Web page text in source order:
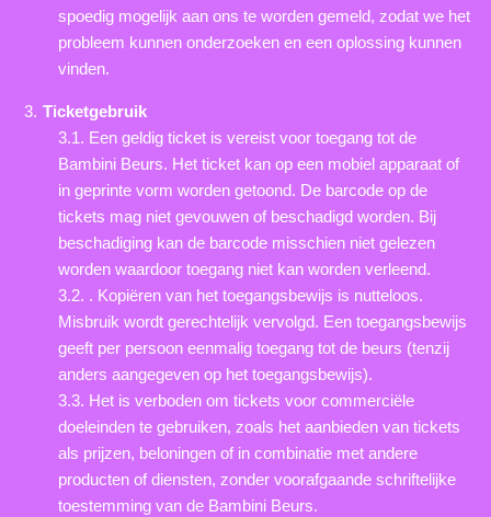
spoedig mogelijk aan ons te worden gemeld, zodat we het
probleem kunnen onderzoeken en een oplossing kunnen
vinden.
Ticketgebruik
3.1. Een geldig ticket is vereist voor toegang tot de
Bambini Beurs. Het ticket kan op een mobiel apparaat of
in geprinte vorm worden getoond. De barcode op de
tickets mag niet gevouwen of beschadigd worden. Bij
beschadiging kan de barcode misschien niet gelezen
worden waardoor toegang niet kan worden verleend.
3.2. . Kopiëren van het toegangsbewijs is nutteloos.
Misbruik wordt gerechtelijk vervolgd. Een toegangsbewijs
geeft per persoon eenmalig toegang tot de beurs (tenzij
anders aangegeven op het toegangsbewijs).
3.3. Het is verboden om tickets voor commerciële
doeleinden te gebruiken, zoals het aanbieden van tickets
als prijzen, beloningen of in combinatie met andere
producten of diensten, zonder voorafgaande schriftelijke
toestemming van de Bambini Beurs.